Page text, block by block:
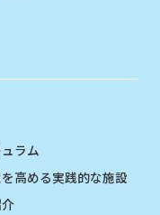
ラム
高める実践的な施設